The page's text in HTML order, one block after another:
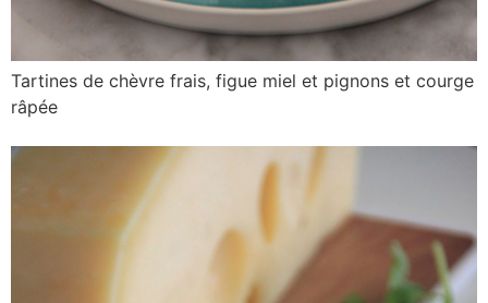
Tartines de chèvre frais, figue miel et pignons et courge
râpée